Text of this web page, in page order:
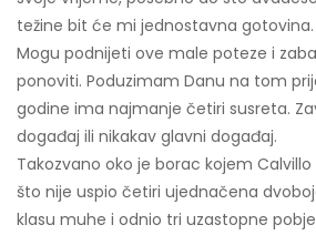
težine bit će mi jednostavna gotovina.
Mogu podnijeti ove male poteze i
ponoviti. Poduzimam Danu na tom
godine ima najmanje četiri susreta.
događaj ili nikakav glavni događaj.
Takozvano oko je borac kojem
što nije uspio četiri ujednačena
klasu muhe i odnio tri uzastopne